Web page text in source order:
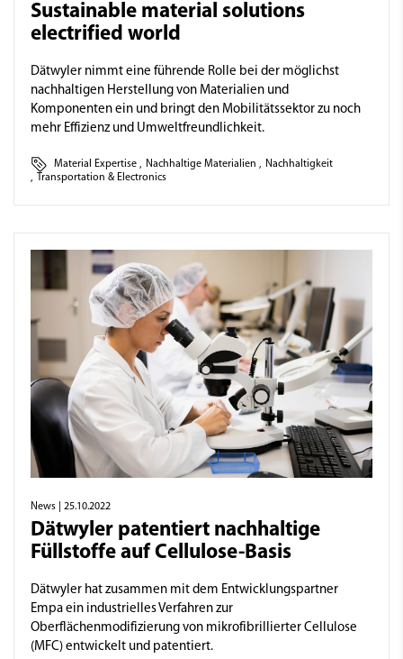
Sustainable material solutions
electrified world
Dätwyler nimmt eine führende Rolle bei der möglichst
nachhaltigen Herstellung von Materialien und
Komponenten ein und bringt den Mobilitätssektor zu noch
mehr Effizienz und Umweltfreundlichkeit.
Material Expertise , Nachhaltige Materialien , Nachhaltigkeit
,
Transportation & Electronics
News | 25.10.2022
Dätwyler patentiert nachhaltige
Füllstoffe auf Cellulose-Basis
Dätwyler hat zusammen mit dem Entwicklungspartner
Empa ein industrielles Verfahren zur
Oberflächenmodifizierung von mikrofibrillierter Cellulose
(MFC) entwickelt und patentiert.